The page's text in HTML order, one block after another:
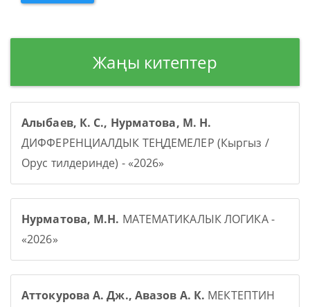
Жаңы китептер
Алыбаев, К. С., Нурматова, М. Н.
ДИФФЕРЕНЦИАЛДЫК ТЕҢДЕМЕЛЕР (Кыргыз /
Орус тилдеринде) - «2026»
Нурматова, М.Н. МАТЕМАТИКАЛЫК ЛОГИКА -
«2026»
Аттокурова А. Дж., Авазов А. К. МЕКТЕПТИН